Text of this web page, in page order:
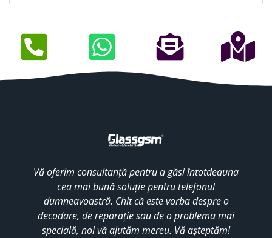
Vă oferim consultanță pentru a găsi întotdeauna
cea mai bună soluție pentru telefonul
dumneavoastră. Chit că este vorba despre o
decodare, de reparație sau de o problema mai
specială, noi vă ajutăm mereu. Vă așteptăm!